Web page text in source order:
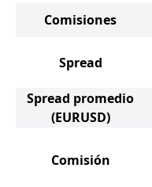
Comisiones
Spread
Spread promedio
(EURUSD)
Comisión